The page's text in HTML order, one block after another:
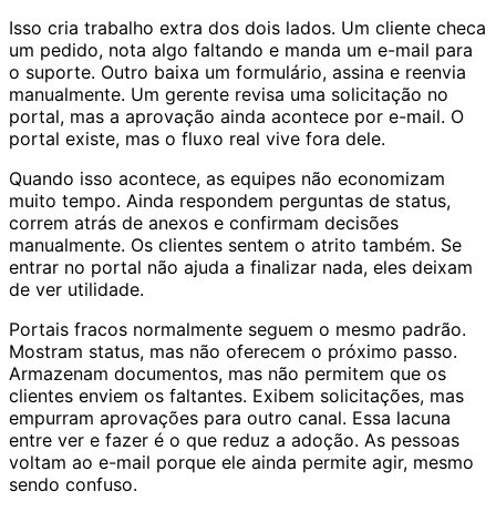
Isso cria trabalho extra dos dois lados. Um cliente checa
um pedido, nota algo faltando e manda um e-mail para
o suporte. Outro baixa um formulário, assina e reenvia
manualmente. Um gerente revisa uma solicitação no
portal, mas a aprovação ainda acontece por e-mail. O
portal existe, mas o fluxo real vive fora dele.
Quando isso acontece, as equipes não economizam
muito tempo. Ainda respondem perguntas de status,
correm atrás de anexos e confirmam decisões
manualmente. Os clientes sentem o atrito também. Se
entrar no portal não ajuda a finalizar nada, eles deixam
de ver utilidade.
Portais fracos normalmente seguem o mesmo padrão.
Mostram status, mas não oferecem o próximo passo.
Armazenam documentos, mas não permitem que os
clientes enviem os faltantes. Exibem solicitações, mas
empurram aprovações para outro canal. Essa lacuna
entre ver e fazer é o que reduz a adoção. As pessoas
voltam ao e-mail porque ele ainda permite agir, mesmo
sendo confuso.